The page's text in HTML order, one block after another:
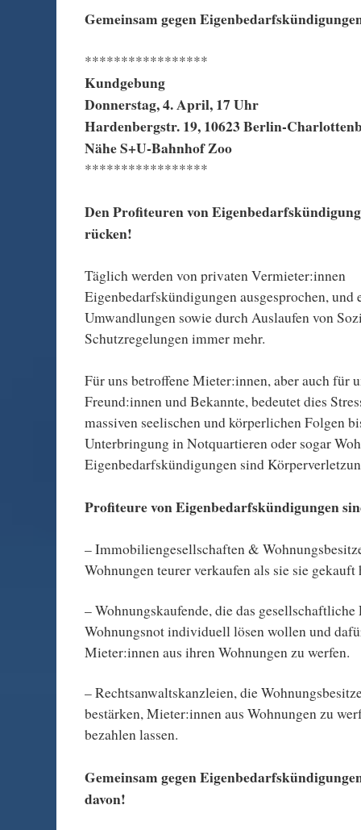
Gemeinsam gegen
*****************
Kundgebung
Donnerstag, 4. April, 17 Uhr
Hardenbergstr. 19, 10623 Berlin-
Nähe S+U-Bahnhof Zoo
*****************
Den Profiteuren von
rücken!
Täglich werden von privaten Vermieter:innen
Eigenbedarfskündigungen ausgesprochen, und
Umwandlungen sowie durch Auslaufen von
Schutzregelungen immer mehr.
Für uns betroffene Mieter:innen, aber auch für
Freund:innen und Bekannte, bedeutet dies
massiven seelischen und körperlichen Folgen
Unterbringung in Notquartieren oder sogar
Eigenbedarfskündigungen sind
Profiteure von Eigenbedarfskündigungen
– Immobiliengesellschaften &
Wohnungen teurer verkaufen als sie sie gekauft
– Wohnungskaufende, die das gesellschaftliche
Wohnungsnot individuell lösen wollen und
Mieter:innen aus ihren Wohnungen zu werfen.
– Rechtsanwaltskanzleien, die
bestärken, Mieter:innen aus Wohnungen zu
bezahlen lassen.
Gemeinsam gegen
davon!